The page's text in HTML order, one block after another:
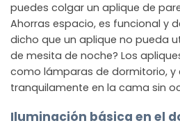
puedes colgar un aplique de
Ahorras espacio, es funcional y
dicho que un aplique no pueda
de mesita de noche? Los
como lámparas de dormitorio, y
tranquilamente en la cama sin
Iluminación básica en el